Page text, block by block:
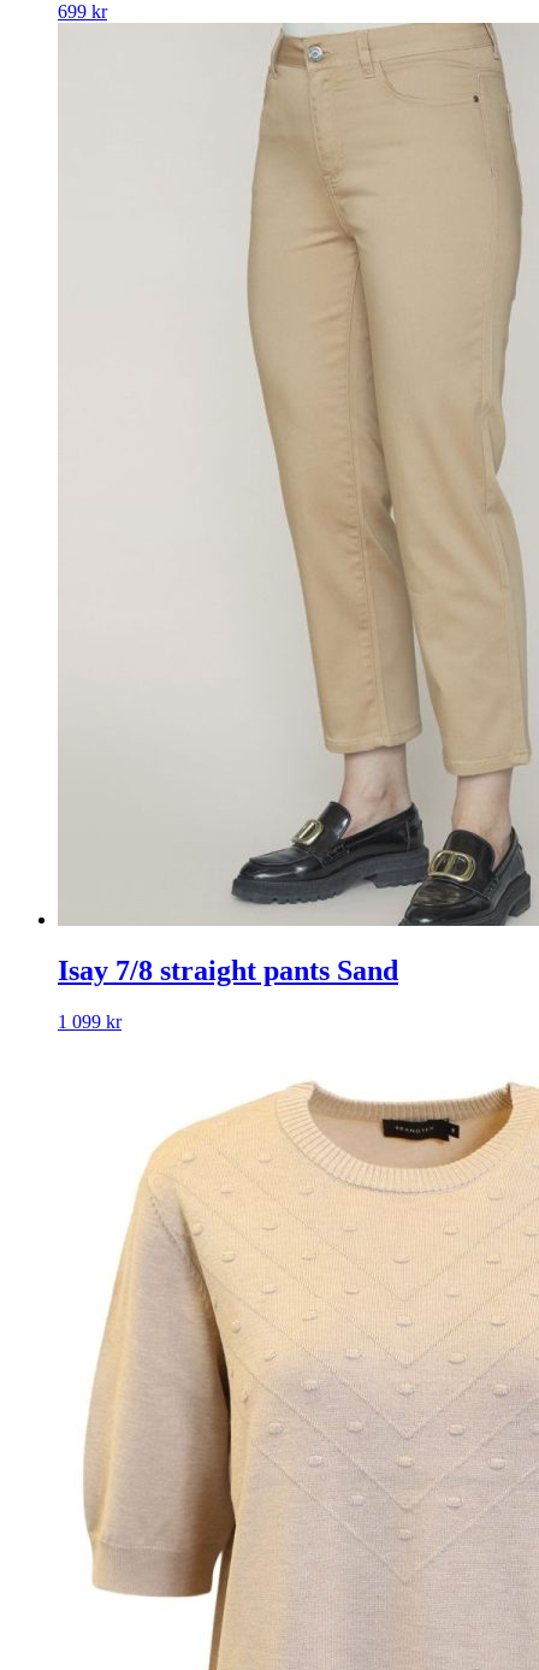
699 kr
Isay 7/8 straight pants Sand
1 099 kr